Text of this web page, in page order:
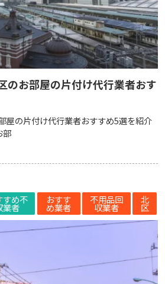
のお部屋の片付け代行業者おす
屋の片付け代行業者おすすめ5選を紹介
部
すめ不
業者
おすす
め業者
不用品回
収業者
北
区